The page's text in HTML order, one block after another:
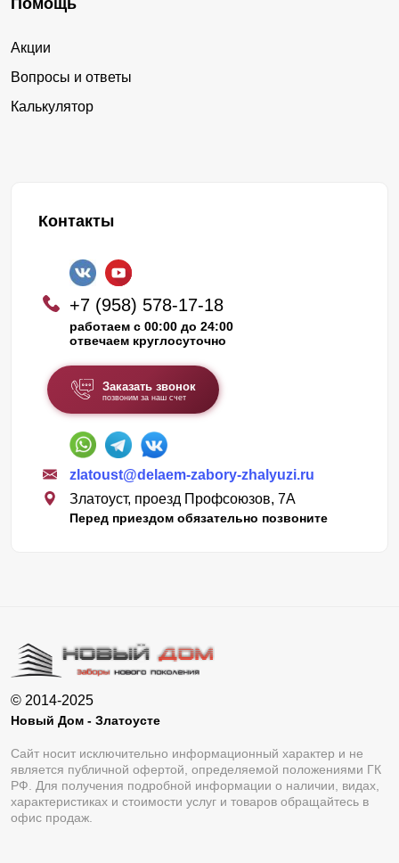
Акции
Вопросы и ответы
Калькулятор
Контакты
+7 (958) 578-17-18
работаем с 00:00 до 24:00
отвечаем круглосуточно
Заказать звонок
позвоним за наш счет
zlatoust@delaem-zabory-zhalyuzi.ru
Златоуст, проезд Профсоюзов, 7А
Перед приездом обязательно позвоните
© 2014-2025
Новый Дом - Златоусте
Сайт носит исключительно информационный характер и не
является публичной офертой, определяемой положениями ГК
РФ. Для получения подробной информации о наличии, видах,
характеристиках и стоимости услуг и товаров обращайтесь в
офис продаж.